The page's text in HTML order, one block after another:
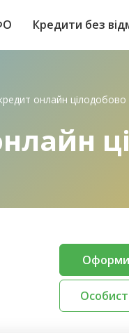
Кредити без
онлайн цілодобово